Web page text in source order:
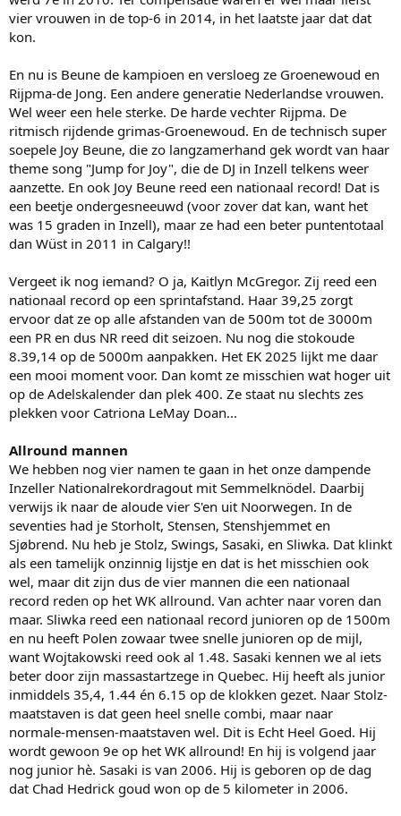
vier vrouwen in de top-6 in 2014, in het laatste jaar dat dat
kon.
En nu is Beune de kampioen en versloeg ze Groenewoud en
Rijpma-de Jong. Een andere generatie Nederlandse vrouwen.
Wel weer een hele sterke. De harde vechter Rijpma. De
ritmisch rijdende grimas-Groenewoud. En de technisch super
soepele Joy Beune, die zo langzamerhand gek wordt van haar
theme song "Jump for Joy", die de DJ in Inzell telkens weer
aanzette. En ook Joy Beune reed een nationaal record! Dat is
een beetje ondergesneeuwd (voor zover dat kan, want het
was 15 graden in Inzell), maar ze had een beter puntentotaal
dan Wüst in 2011 in Calgary!!
Vergeet ik nog iemand? O ja, Kaitlyn McGregor. Zij reed een
nationaal record op een sprintafstand. Haar 39,25 zorgt
ervoor dat ze op alle afstanden van de 500m tot de 3000m
een PR en dus NR reed dit seizoen. Nu nog die stokoude
8.39,14 op de 5000m aanpakken. Het EK 2025 lijkt me daar
een mooi moment voor. Dan komt ze misschien wat hoger uit
op de Adelskalender dan plek 400. Ze staat nu slechts zes
plekken voor Catriona LeMay Doan...
Allround mannen
We hebben nog vier namen te gaan in het onze dampende
Inzeller Nationalrekordragout mit Semmelknödel. Daarbij
verwijs ik naar de aloude vier S'en uit Noorwegen. In de
seventies had je Storholt, Stensen, Stenshjemmet en
Sjøbrend. Nu heb je Stolz, Swings, Sasaki, en Sliwka. Dat klinkt
als een tamelijk onzinnig lijstje en dat is het misschien ook
wel, maar dit zijn dus de vier mannen die een nationaal
record reden op het WK allround. Van achter naar voren dan
maar. Sliwka reed een nationaal record junioren op de 1500m
en nu heeft Polen zowaar twee snelle junioren op de mijl,
want Wojtakowski reed ook al 1.48. Sasaki kennen we al iets
beter door zijn massastartzege in Quebec. Hij heeft als junior
inmiddels 35,4, 1.44 én 6.15 op de klokken gezet. Naar Stolz-
maatstaven is dat geen heel snelle combi, maar naar
normale-mensen-maatstaven wel. Dit is Echt Heel Goed. Hij
wordt gewoon 9e op het WK allround! En hij is volgend jaar
nog junior hè. Sasaki is van 2006. Hij is geboren op de dag
dat Chad Hedrick goud won op de 5 kilometer in 2006.